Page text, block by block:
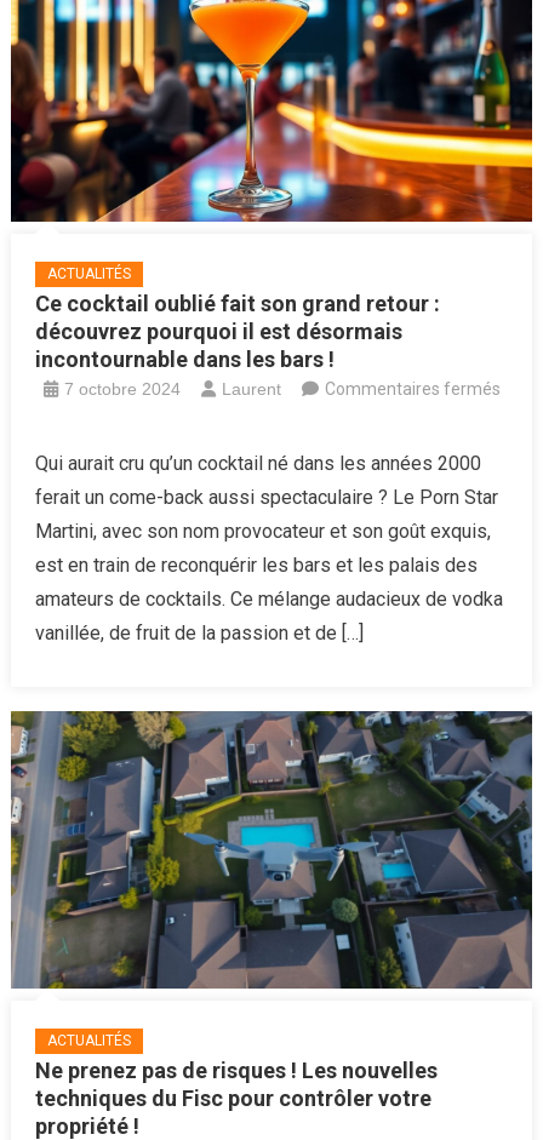
ACTUALITÉS
Ce cocktail oublié fait son grand retour :
découvrez pourquoi il est désormais
incontournable dans les bars !
7 octobre 2024 Laurent
Commentaires fermés
oublié
fait
son
grand
retour
pourquoi
il
est
désormais
incontournable
dans
les
bars
!
Qui aurait cru qu’un cocktail né dans les années 2000
ferait un come-back aussi spectaculaire ? Le Porn Star
Martini, avec son nom provocateur et son goût exquis,
est en train de reconquérir les bars et les palais des
amateurs de cocktails. Ce mélange audacieux de vodka
vanillée, de fruit de la passion et de […]
ACTUALITÉS
Ne prenez pas de risques ! Les nouvelles
techniques du Fisc pour contrôler votre
propriété !